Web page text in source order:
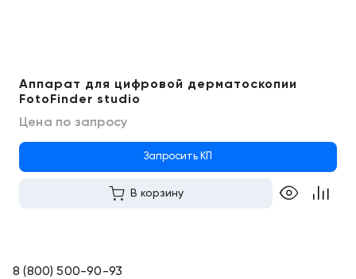
Аппарат для цифровой дерматоскопии
FotoFinder studio
Цена по запросу
Запросить КП
В корзину
8 (800) 500-90-93